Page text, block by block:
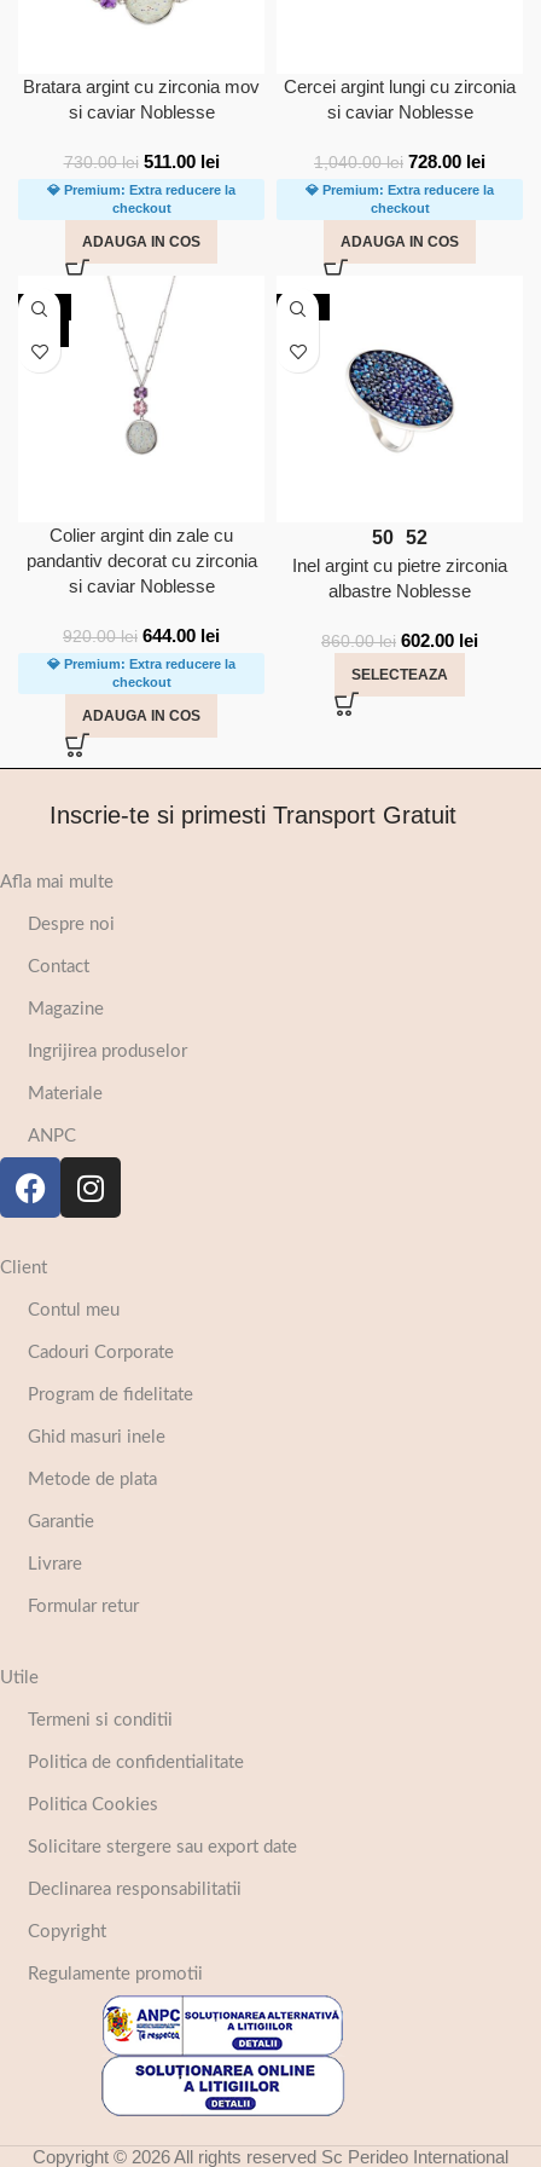
Bratara argint cu zirconia mov
si caviar Noblesse
730.00lei 511.00 lei
💎 Premium: Extra reducere la
checkout
ADAUGA IN COS
Cercei argint lungi cu zirconia
si caviar Noblesse
1,040.00lei 728.00 lei
💎 Premium: Extra reducere la
checkout
ADAUGA IN COS
-30%
Colier argint din zale cu
pandantiv decorat cu zirconia
si caviar Noblesse
920.00lei 644.00 lei
💎 Premium: Extra reducere la
checkout
ADAUGA IN COS
-30%
50 52
Inel argint cu pietre zirconia
albastre Noblesse
860.00lei 602.00 lei
SELECTEAZA
Inscrie-te si primesti Transport Gratuit
Afla mai multe
Despre noi
Contact
Magazine
Ingrijirea produselor
Materiale
ANPC
Client
Contul meu
Cadouri Corporate
Program de fidelitate
Ghid masuri inele
Metode de plata
Garantie
Livrare
Formular retur
Utile
Termeni si conditii
Politica de confidentialitate
Politica Cookies
Solicitare stergere sau export date
Declinarea responsabilitatii
Copyright
Regulamente promotii
Copyright © 2026 All rights reserved Sc Perideo International